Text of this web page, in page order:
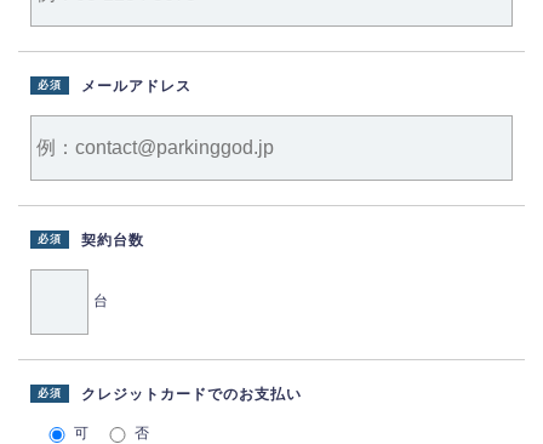
メールアドレス
必須
契約台数
必須
台
クレジットカードでのお支払い
必須
可 否